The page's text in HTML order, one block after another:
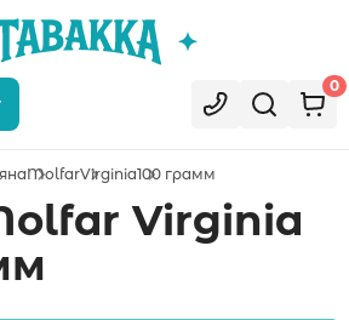
0
MolfarVirginia100 грамм
Virginia